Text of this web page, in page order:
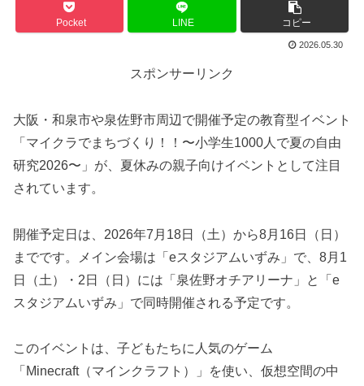
Pocket LINE コピー
2026.05.30
スポンサーリンク
大阪・和泉市や泉佐野市周辺で開催予定の教育型イベント
「マイクラでまちづくり！！〜小学生1000人で夏の自由
研究2026〜」が、夏休みの親子向けイベントとして注目
されています。
開催予定日は、2026年7月18日（土）から8月16日（日）
までです。メイン会場は「eスタジアムいずみ」で、8月1
日（土）・2日（日）には「泉佐野オチアリーナ」と「e
スタジアムいずみ」で同時開催される予定です。
このイベントは、子どもたちに人気のゲーム
「Minecraft（マインクラフト）」を使い、仮想空間の中